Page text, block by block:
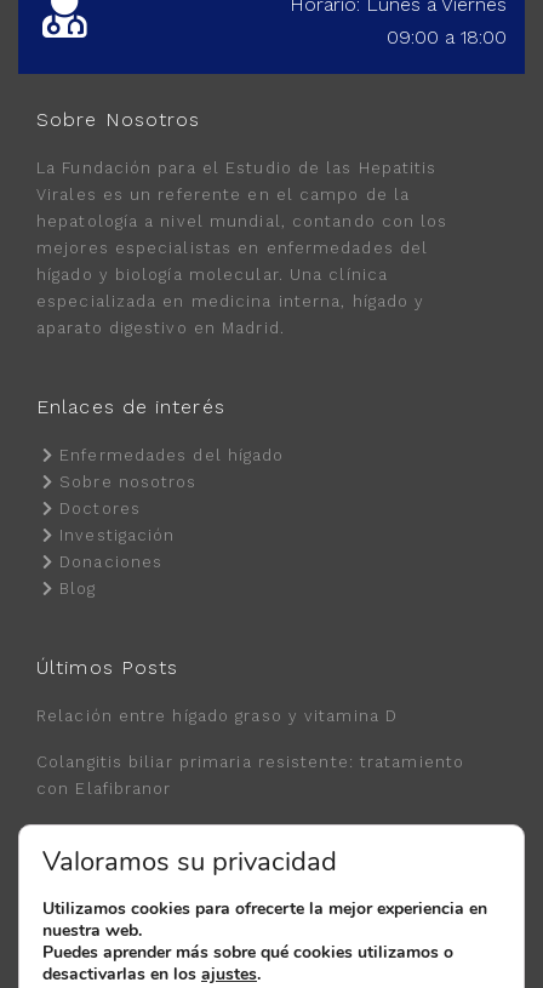
Valoramos su privacidad
Utilizamos cookies para ofrecerte la mejor experiencia en
nuestra web.
Puedes aprender más sobre qué cookies utilizamos o
desactivarlas en los ajustes.
09:00 a 18:00
Sobre Nosotros
La Fundación para el Estudio de las Hepatitis
Virales es un referente en el campo de la
hepatología a nivel mundial, contando con los
mejores especialistas en enfermedades del
hígado y biología molecular. Una clínica
especializada en medicina interna, hígado y
aparato digestivo en Madrid.
Enlaces de interés
Enfermedades del hígado
Sobre nosotros
Doctores
Investigación
Donaciones
Blog
Últimos Posts
Relación entre hígado graso y vitamina D
Colangitis biliar primaria resistente: tratamiento
con Elafibranor
Bepirovirsen
© 2018 - 2026 Clínica FEHV. Todos los derechos reservados.
Política de Privacidad. Política de Cookies. Aviso Legal.